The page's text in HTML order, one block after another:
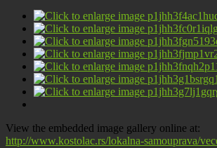
View the embedded image gallery online at:
http://www.kostolac.rs/lokalna-samouprava/